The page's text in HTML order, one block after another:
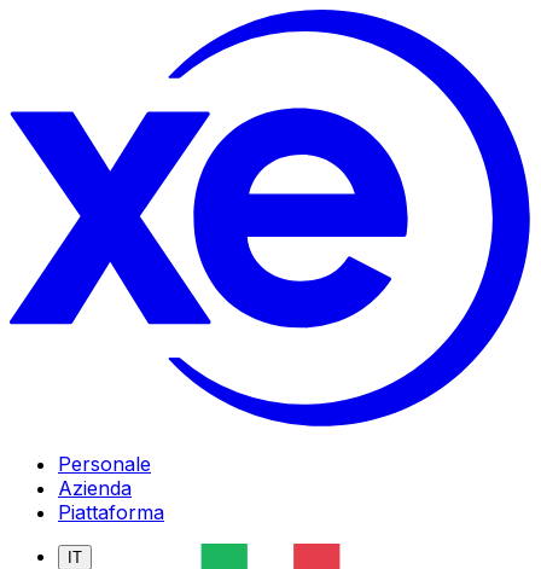
Personale
Azienda
Piattaforma
IT